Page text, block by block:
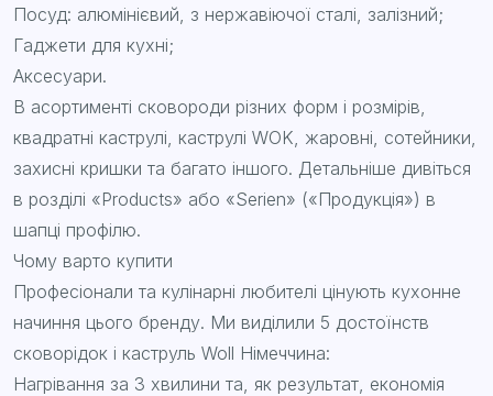
Посуд: алюмінієвий, з нержавіючої сталі, залізний;
Гаджети для кухні;
Аксесуари.
В асортименті сковороди різних форм і розмірів,
квадратні каструлі, каструлі WOK, жаровні, сотейники,
захисні кришки та багато іншого. Детальніше дивіться
в розділі «Products» або «Serien» («Продукція») в
шапці профілю.
Чому варто купити
Професіонали та кулінарні любителі цінують кухонне
начиння цього бренду. Ми виділили 5 достоїнств
сковорідок і каструль Woll Німеччина:
Нагрівання за 3 хвилини та, як результат, економія